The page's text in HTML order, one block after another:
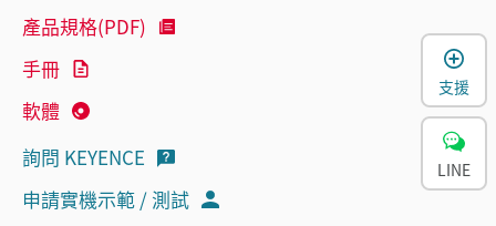
產品規格(PDF)
手冊
軟體
詢問 KEYENCE
申請實機示範 / 測試
支援
LINE